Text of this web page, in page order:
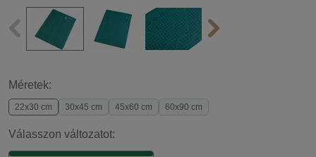
Méretek:
22x30 cm 30x45 cm 45x60 cm 60x90 cm
Válasszon változatot: